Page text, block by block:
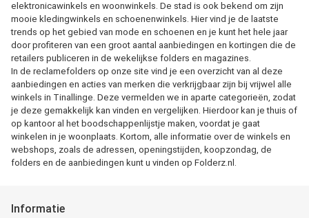
elektronicawinkels en woonwinkels. De stad is ook bekend om zijn
mooie kledingwinkels en schoenenwinkels. Hier vind je de laatste
trends op het gebied van mode en schoenen en je kunt het hele jaar
door profiteren van een groot aantal aanbiedingen en kortingen die de
retailers publiceren in de wekelijkse folders en magazines.
In de reclamefolders op onze site vind je een overzicht van al deze
aanbiedingen en acties van merken die verkrijgbaar zijn bij vrijwel alle
winkels in Tinallinge. Deze vermelden we in aparte categorieën, zodat
je deze gemakkelijk kan vinden en vergelijken. Hierdoor kan je thuis of
op kantoor al het boodschappenlijstje maken, voordat je gaat
winkelen in je woonplaats. Kortom, alle informatie over de winkels en
webshops, zoals de adressen, openingstijden, koopzondag, de
folders en de aanbiedingen kunt u vinden op Folderz.nl.
Informatie